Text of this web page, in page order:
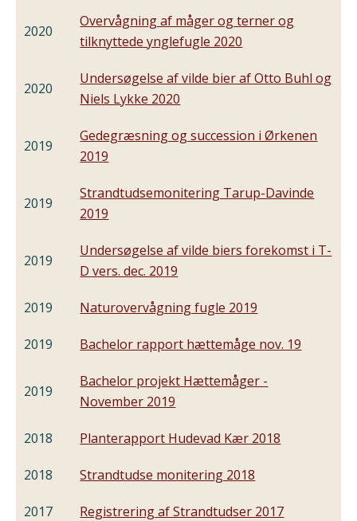
2020
Overvågning af måger og terner og
tilknyttede ynglefugle 2020
2020
Undersøgelse af vilde bier af Otto Buhl og
Niels Lykke 2020
2019
Gedegræsning og succession i Ørkenen
2019
2019
Strandtudsemonitering Tarup-Davinde
2019
2019
Undersøgelse af vilde biers forekomst i T-
D vers. dec. 2019
2019 Naturovervågning fugle 2019
2019 Bachelor rapport hættemåge nov. 19
2019
Bachelor projekt Hættemåger -
November 2019
2018 Planterapport Hudevad Kær 2018
2018 Strandtudse monitering 2018
2017 Registrering af Strandtudser 2017